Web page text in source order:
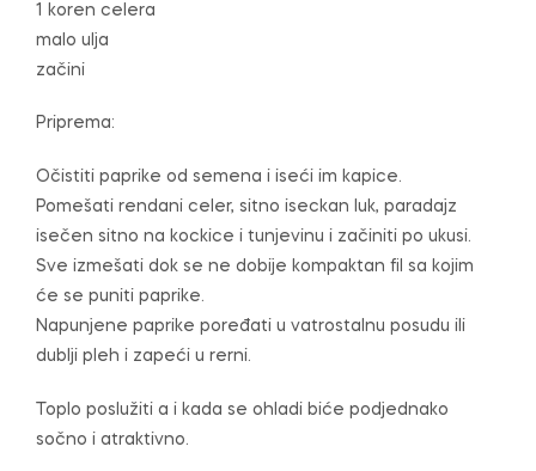
1 koren celera
malo ulja
začini
Priprema:
Očistiti paprike od semena i iseći im kapice.
Pomešati rendani celer, sitno iseckan luk, paradajz
isečen sitno na kockice i tunjevinu i začiniti po ukusi.
Sve izmešati dok se ne dobije kompaktan fil sa kojim
će se puniti paprike.
Napunjene paprike poređati u vatrostalnu posudu ili
dublji pleh i zapeći u rerni.
Toplo poslužiti a i kada se ohladi biće podjednako
sočno i atraktivno.